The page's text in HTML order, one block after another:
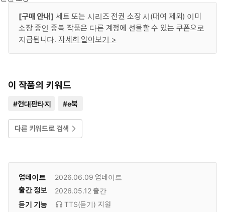
[구매 안내] 세트 또는 시리즈 전권 소장 시(대여 제외) 이미
소장 중인 중복 작품은 다른 계정에 선물할 수 있는 쿠폰으로
지급됩니다. 자세히 알아보기 >
이 작품의 키워드
#현대판타지 #e북
다른 키워드로 검색
업데이트 2026.06.09 업데이트
출간 정보
2026.05.12 출간
듣기 기능
TTS(듣기) 지원